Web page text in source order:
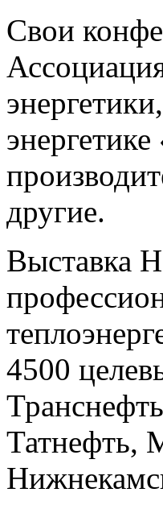
Свои
другие.
Выставка
4500
Татнефть,